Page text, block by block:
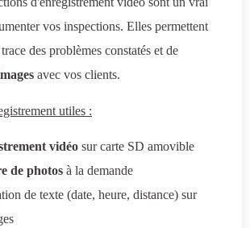
vos inspections. Elles permettent
des problèmes constatés et de
avec vos clients.
utiles :
vidéo sur carte SD amovible
de photos à la demande
de texte (date, heure, distance) sur